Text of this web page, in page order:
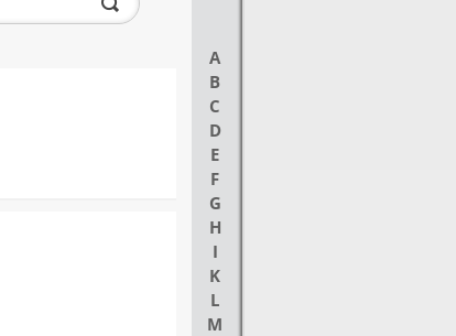
A
B
C
D
E
F
G
H
I
K
L
M